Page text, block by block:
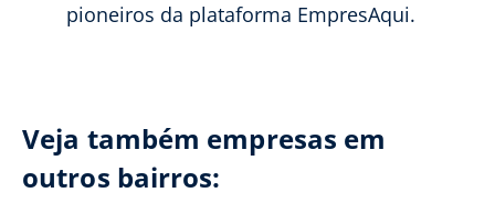
pioneiros da plataforma EmpresAqui.
Veja também empresas em
outros bairros: